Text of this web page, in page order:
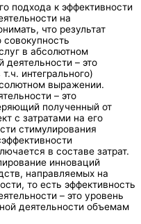
подхода к эффективности
на
что результат
совокупность
в абсолютном
– это
интегрального)
выражении.
– это
полученный от
с затратами на его
стимулирования
в составе затрат.
инноваций
направляемых на
то есть эффективность
– это уровень
деятельности объемам